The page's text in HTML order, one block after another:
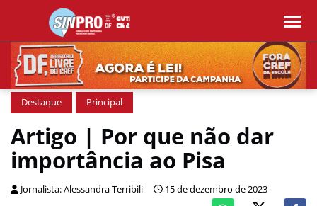
Destaque Principal
Artigo | Por que não dar
importância ao Pisa
Jornalista: Alessandra Terribili 15 de dezembro de 2023